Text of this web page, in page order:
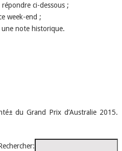
ci-dessous ;
week-end ;
note historique.
du Grand Prix d’Australie 2015.